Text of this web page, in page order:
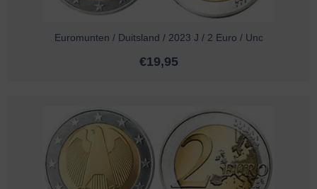
Euromunten / Duitsland / 2023 J / 2 Euro / Unc
€19,95